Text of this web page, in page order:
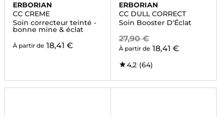
ERBORIAN
CC CREME
Soin correcteur teinté -
bonne mine & éclat
À partir de 18,41 €
ERBORIAN
CC DULL CORRECT
Soin Booster D'Éclat
27,90 €
À partir de 18,41 €
4,2 (64)